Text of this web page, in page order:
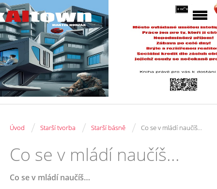
Úvod / Starší tvorba / Starší básně / Co se v mládí naučíš...
Co se v mládí naučíš...
Co se v mládí naučíš…